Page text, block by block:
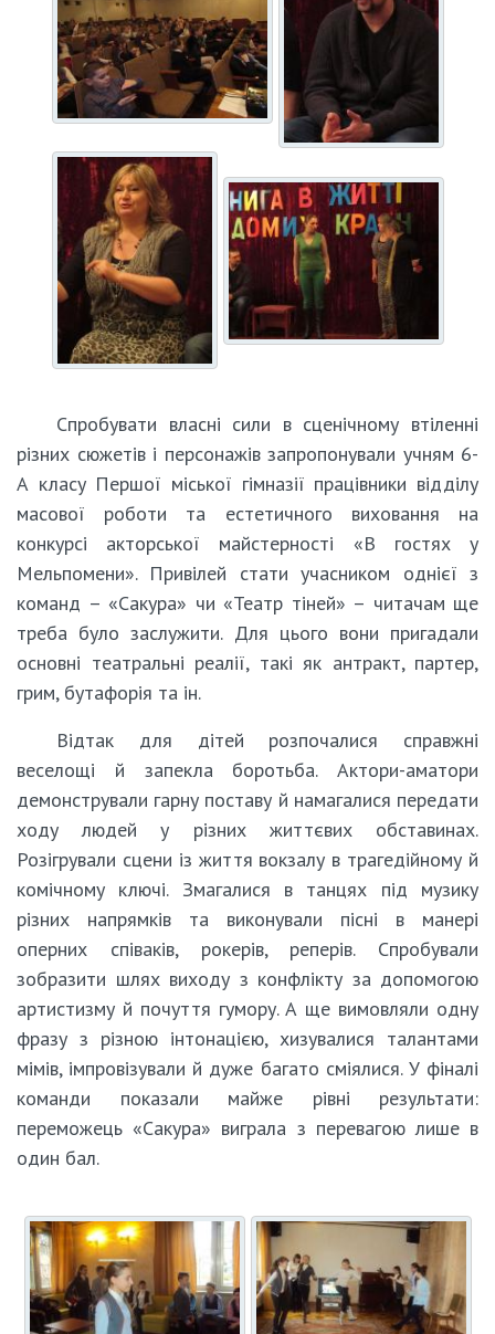
Спробувати власні сили в сценічному втіленні
різних сюжетів і персонажів запропонували учням 6-
А класу Першої міської гімназії працівники відділу
масової роботи та естетичного виховання на
конкурсі акторської майстерності «В гостях у
Мельпомени». Привілей стати учасником однієї з
команд – «Сакура» чи «Театр тіней» – читачам ще
треба було заслужити. Для цього вони пригадали
основні театральні реалії, такі як антракт, партер,
грим, бутафорія та ін.
Відтак для дітей розпочалися справжні
веселощі й запекла боротьба. Актори-аматори
демонстрували гарну поставу й намагалися передати
ходу людей у різних життєвих обставинах.
Розігрували сцени із життя вокзалу в трагедійному й
комічному ключі. Змагалися в танцях під музику
різних напрямків та виконували пісні в манері
оперних співаків, рокерів, реперів. Спробували
зобразити шлях виходу з конфлікту за допомогою
артистизму й почуття гумору. А ще вимовляли одну
фразу з різною інтонацією, хизувалися талантами
мімів, імпровізували й дуже багато сміялися. У фіналі
команди показали майже рівні результати:
переможець «Сакура» виграла з перевагою лише в
один бал.